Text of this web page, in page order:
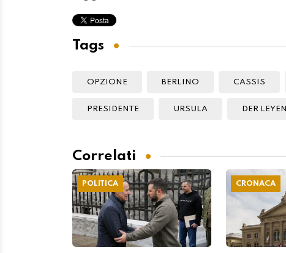
Tags
OPZIONE BERLINO CASSIS
PRESIDENTE URSULA DER LEYEN
Correlati
POLITICA CRONACA